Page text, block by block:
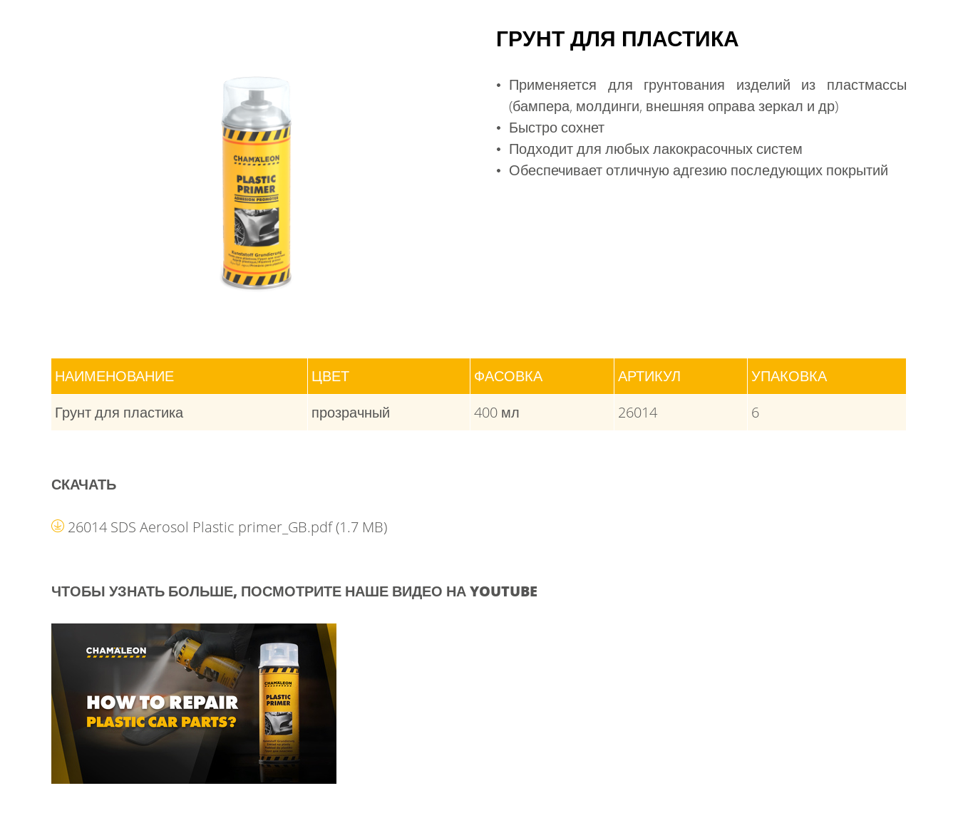
ГРУНТ ДЛЯ ПЛАСТИКА
Применяется для грунтования изделий из пластмассы
(бампера, молдинги, внешняя оправа зеркал и др)
Быстро сохнет
Подходит для любых лакокрасочных систем
Обеспечивает отличную адгезию последующих покрытий
НАИМЕНОВАНИЕ ЦВЕТ ФАСОВКА АРТИКУЛ
УПАКОВКА
Грунт для пластика
прозрачный 400 мл 26014 6
СКАЧАТЬ
26014 SDS Aerosol Plastic primer_GB.pdf(1.7 MB)
ЧТОБЫ УЗНАТЬ БОЛЬШЕ, ПОСМОТРИТЕ НАШЕ ВИДЕО НА YOUTUBE